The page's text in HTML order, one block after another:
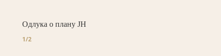
Одлука о плану ЈН
1/2